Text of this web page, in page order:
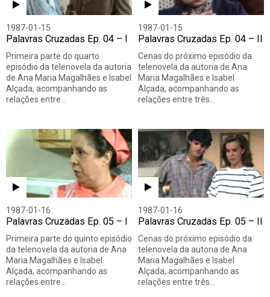
1987-01-15
Palavras Cruzadas Ep. 04 – I
Primeira parte do quarto
episódio da telenovela da autoria
de Ana Maria Magalhães e Isabel
Alçada, acompanhando as
relações entre…
1987-01-15
Palavras Cruzadas Ep. 04 – II
Cenas do próximo episódio da
telenovela da autoria de Ana
Maria Magalhães e Isabel
Alçada, acompanhando as
relações entre três…
1987-01-16
Palavras Cruzadas Ep. 05 – I
Primeira parte do quinto episódio
da telenovela da autoria de Ana
Maria Magalhães e Isabel
Alçada, acompanhando as
relações entre…
1987-01-16
Palavras Cruzadas Ep. 05 – II
Cenas do próximo episódio da
telenovela da autoria de Ana
Maria Magalhães e Isabel
Alçada, acompanhando as
relações entre três…